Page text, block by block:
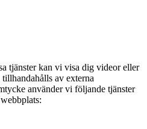
tjänster kan vi visa dig videor eller
av externa
använder vi följande tjänster